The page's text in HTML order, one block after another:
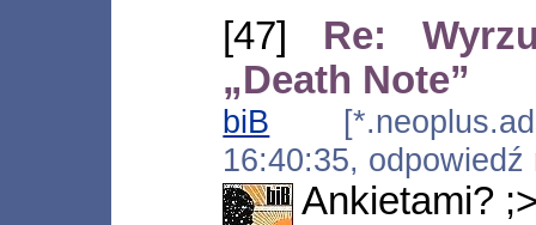
[47] Re:
„Death Note”
biB
16:40:35,
Ankietami?